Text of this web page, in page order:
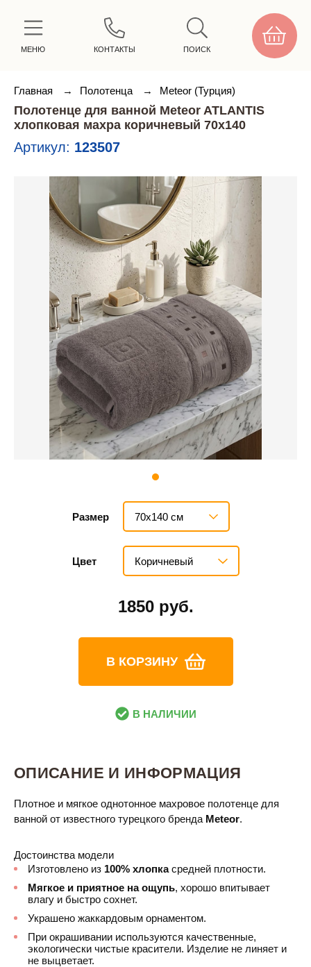
МЕНЮ КОНТАКТЫ ПОИСК
Главная → Полотенца → Meteor (Турция)
Полотенце для ванной Meteor ATLANTIS
хлопковая махра коричневый 70х140
Артикул: 123507
Размер 70х140 см
Цвет Коричневый
1850 руб.
В КОРЗИНУ
В НАЛИЧИИ
ОПИСАНИЕ И ИНФОРМАЦИЯ
Плотное и мягкое однотонное махровое полотенце для
ванной от известного турецкого бренда Meteor.
Достоинства модели
Изготовлено из 100% хлопкасредней плотности.
Мягкое и приятное на ощупь, хорошо впитывает
влагу и быстро сохнет.
Украшено жаккардовым орнаментом.
При окрашивании используются качественные,
экологически чистые красители. Изделие не линяет и
не выцветает.